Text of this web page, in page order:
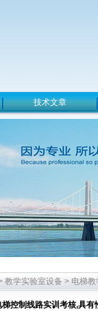
技术文章
教学实验室设备 > 电梯
控制线路实训考核,具